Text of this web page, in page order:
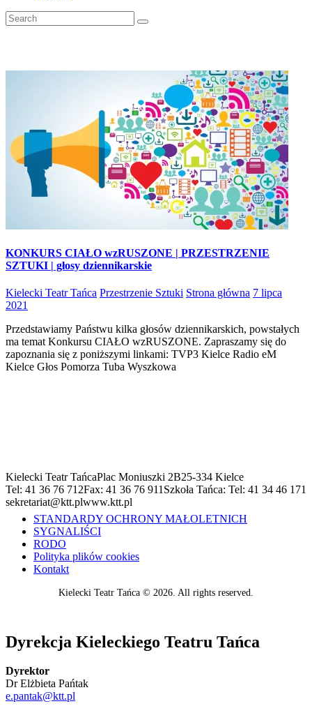
KONKURS CIAŁO wzRUSZONE | PRZESTRZENIE
SZTUKI | głosy dziennikarskie
Kielecki Teatr Tańca Przestrzenie Sztuki Strona główna 7 lipca
2021
Przedstawiamy Państwu kilka głosów dziennikarskich, powstałych
ma temat Konkursu CIAŁO wzRUSZONE. Zapraszamy się do
zapoznania się z poniższymi linkami: TVP3 Kielce Radio eM
Kielce Głos Pomorza Tuba Wyszkowa
Kielecki Teatr TańcaPlac Moniuszki 2B25-334 Kielce
Tel: 41 36 76 712Fax: 41 36 76 911 Szkoła Tańca: Tel: 41 34 46 171
sekretariat@ktt.plwww.ktt.pl
STANDARDY OCHRONY MAŁOLETNICH
SYGNALIŚCI
RODO
Polityka plików cookies
Kontakt
Kielecki Teatr Tańca © 2026. All rights reserved.
Dyrekcja Kieleckiego Teatru Tańca
Dyrektor
Dr Elżbieta Pańtak
e.pantak@ktt.pl